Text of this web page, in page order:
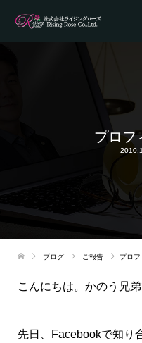
プロフ
ブログ ご報告 プロ
こんにちは。かのう兄
先日、Facebookで知り